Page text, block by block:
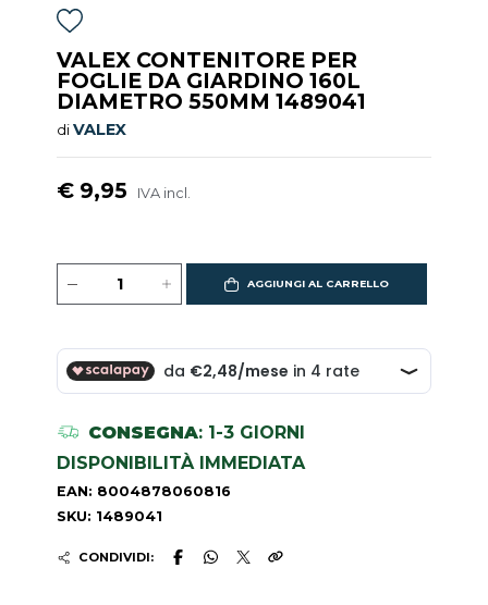
VALEX CONTENITORE PER
FOGLIE DA GIARDINO 160L
DIAMETRO 550MM 1489041
diVALEX
€ 9,95 IVA incl.
AGGIUNGI AL CARRELLO
CONSEGNA: 1-3 GIORNI
DISPONIBILITÀ IMMEDIATA
EAN: 8004878060816
SKU: 1489041
CONDIVIDI: